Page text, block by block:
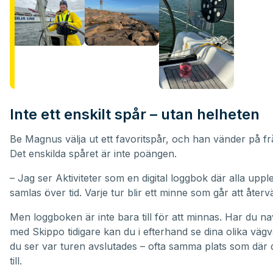
Inte ett enskilt spår – utan helheten
Be Magnus välja ut ett favoritspår, och han vänder på
Det enskilda spåret är inte poängen.
– Jag ser Aktiviteter som en digital loggbok där alla
samlas över tid. Varje tur blir ett minne som går att
Men loggboken är inte bara till för att minnas. Har du
med Skippo tidigare kan du i efterhand se dina olika
du ser var turen avslutades – ofta samma plats som där
till.